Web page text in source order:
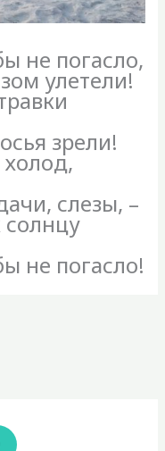
не погасло,
улетели!
зрели!
слезы, –
солнцу
не погасло!